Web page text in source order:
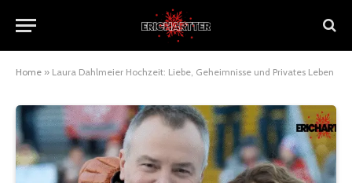
Home » Laura Dahlmeier Hochzeit: Liebe, Geheimnisse und Privates Leben